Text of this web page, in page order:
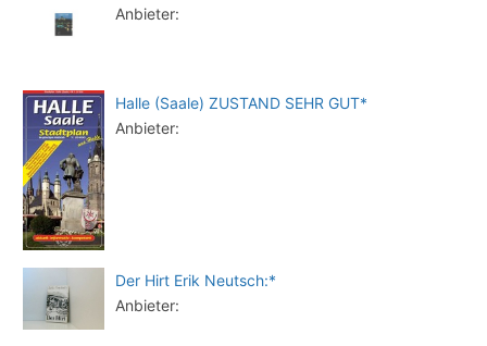
Anbieter:
Halle (Saale) ZUSTAND SEHR GUT*
Anbieter:
Der Hirt Erik Neutsch:*
Anbieter: